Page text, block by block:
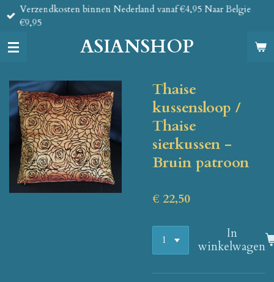
Ga
direct
de
ASIANSHOP
Verzendkosten binnen Nederland vanaf €4,95 Naar Belgie
€9,95
Thaise
kussensloop /
Thaise
sierkussen -
Bruin patroon
€ 22,50
In
winkelwagen